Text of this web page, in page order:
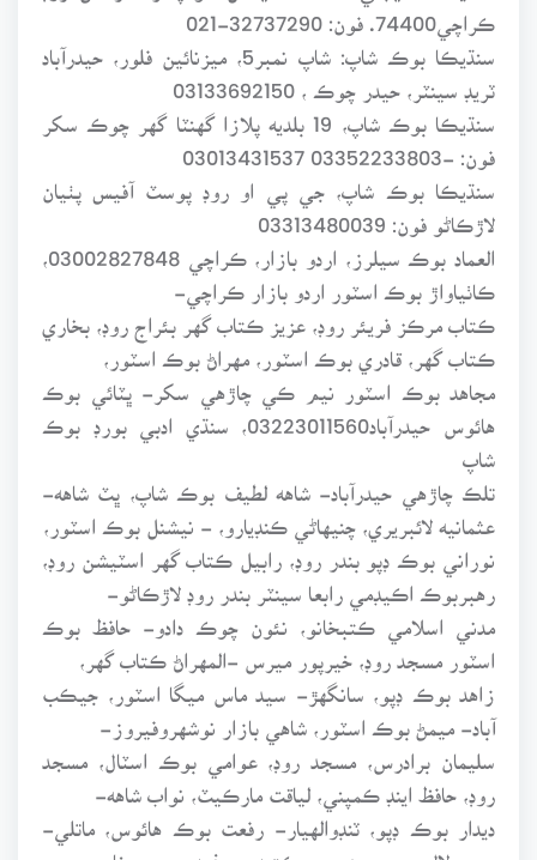
ڪراچي74400. فون: 32737290-021
سنڌيڪا بوڪ شاپ: شاپ نمبر5، ميزنائين فلور، حيدرآباد
سنڌيڪا بوڪ شاپ، 19 بلديه پلازا گهنٽا گهر چوڪ سکر
سنڌيڪا بوڪ شاپ، جي پي او روڊ پوسٽ آفيس پٺيان
لاڙڪاڻو فون: 03313480039
ڪاٺياواڙ بوڪ اسٽور اردو بازار ڪراچي-
ڪتاب مرڪز فريئر روڊ، عزيز ڪتاب گهر بئراج روڊ، بخاري
ڪتاب گهر، قادري بوڪ اسٽور، مهراڻ بوڪ اسٽور،
مجاهد بوڪ اسٽور نيم ڪي چاڙهي سکر- ڀٽائي بوڪ
هائوس حيدرآباد03223011560، سنڌي ادبي بورڊ بوڪ
شاپ
تلڪ چاڙهي حيدرآباد- شاهه لطيف بوڪ شاپ، ڀٽ شاهه-
عثمانيه لائبريري، چنيهاڻي ڪنڊيارو، - نيشنل بوڪ اسٽور،
نوراني بوڪ ڊپو بندر روڊ، رابيل ڪتاب گهر اسٽيشن روڊ،
رهبربوڪ اڪيڊمي رابعا سينٽر بندر روڊ لاڙڪاڻو-
مدني اسلامي ڪتبخانو، نئون چوڪ دادو- حافظ بوڪ
اسٽور مسجد روڊ، خيرپور ميرس -المهراڻ ڪتاب گهر،
زاهد بوڪ ڊپو، سانگهڙ- سيد ماس ميگا اسٽور، جيڪب
آباد- ميمڻ بوڪ اسٽور، شاهي بازار نوشهروفيروز-
سليمان برادرس، مسجد روڊ، عوامي بوڪ اسٽال، مسجد
روڊ، حافظ اينڊ ڪمپني، لياقت مارڪيٽ، نواب شاهه-
ديدار بوڪ ڊپو، ٽنڊوالهيار- رفعت بوڪ هائوس، ماتلي-
مرچو لال پريمي، بدين- مڪتبه يوسفيه، ميرپورخاص